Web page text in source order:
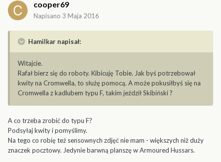
cooper69
Napisano 3 Maja 2016
Hamilkar napisał:
Witajcie.
Rafał bierz się do roboty. Kibicuję Tobie. Jak byś potrzebował
kwity na Cromwella, to służę pomocą. A może pokusiłbyś się na
Cromwella z kadlubem typu F, takim jeździł Skibiński ?
A co trzeba zrobić do typu F?
Podsyłaj kwity i pomyślimy.
Na tego co robię też sensownych zdjęć nie mam - większych niż duży
znaczek pocztowy. Jedynie barwną planszę w Armoured Hussars.